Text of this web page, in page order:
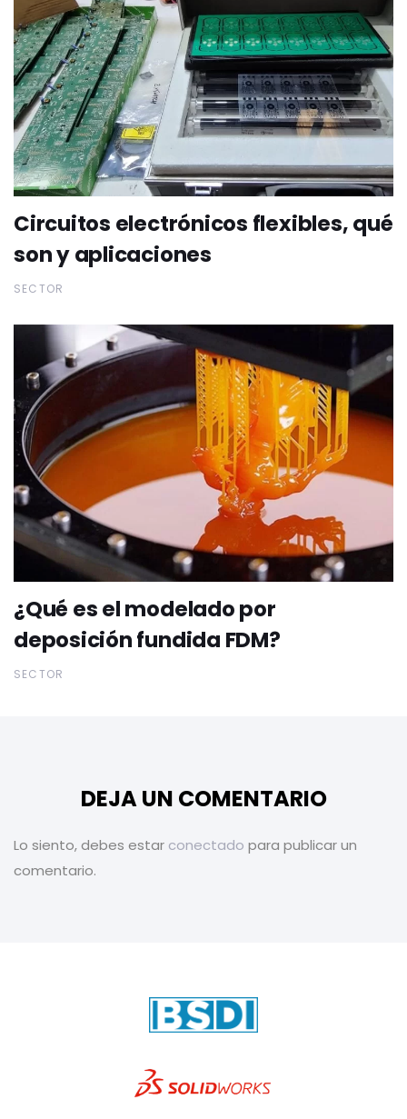
Circuitos electrónicos flexibles, qué
son y aplicaciones
SECTOR
¿Qué es el modelado por
deposición fundida FDM?
SECTOR
DEJA UN COMENTARIO
Lo siento, debes estar conectado para publicar un
comentario.